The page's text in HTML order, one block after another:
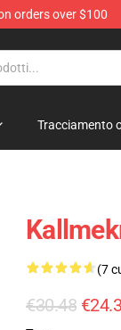
orders over $100
Tracciamento
(7
€30.48